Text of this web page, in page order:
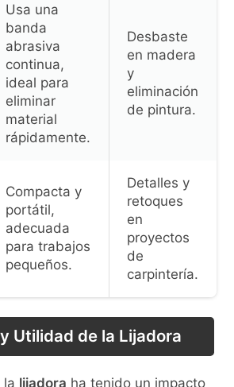
Usa una
banda
abrasiva
continua,
ideal para
eliminar
material
rápidamente.
Desbaste
en madera
y
eliminación
de pintura.
Compacta y
portátil,
adecuada
para trabajos
pequeños.
Detalles y
retoques
en
proyectos
de
carpintería.
Utilidad de la Lijadora
la lijadora ha tenido un impacto